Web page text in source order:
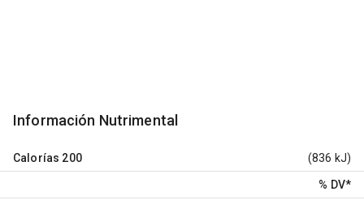
Información Nutrimental
Calorías 200 (836 kJ)
% DV*